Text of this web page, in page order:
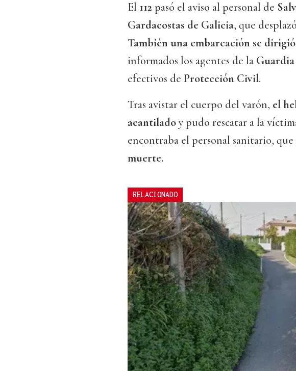
El 112 pasó el aviso al personal de
Gardacostas de Galicia, que
También una embarcación se
informados los agentes de la
efectivos de Protección Civil.
Tras avistar el cuerpo del varón, el
acantiladoy pudo rescatar a la
encontraba el personal sanitario, que
muerte.
RELACIONADO